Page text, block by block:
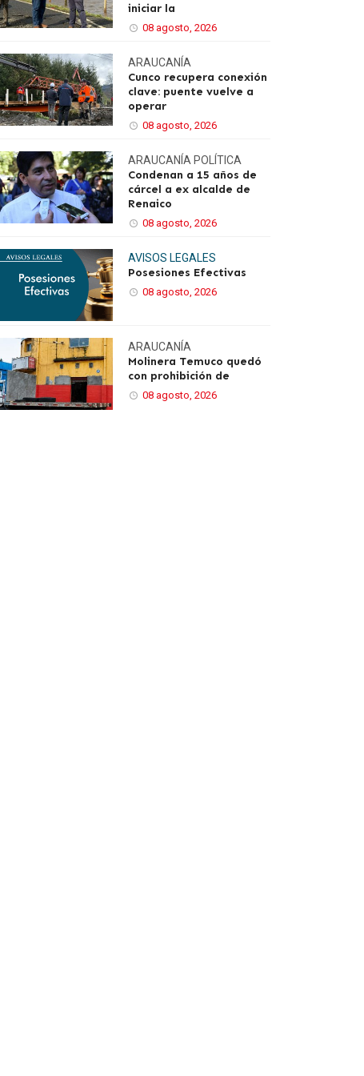
iniciar la
08 agosto, 2026
ARAUCANÍA
Cunco recupera conexión
clave: puente vuelve a
operar
08 agosto, 2026
ARAUCANÍA POLÍTICA
Condenan a 15 años de
cárcel a ex alcalde de
Renaico
08 agosto, 2026
AVISOS LEGALES
Posesiones Efectivas
08 agosto, 2026
ARAUCANÍA
Molinera Temuco quedó
con prohibición de
08 agosto, 2026